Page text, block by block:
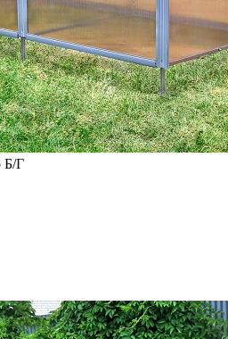
Б/Г